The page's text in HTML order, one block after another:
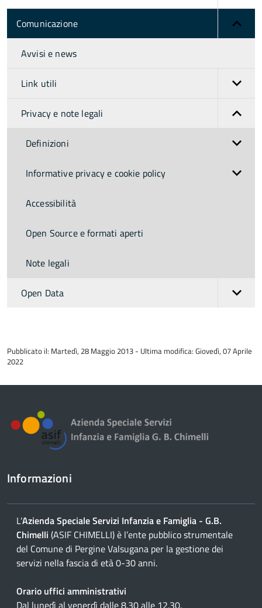
Comunicazione
Avvisi e news
Link utili
Privacy e note legali
Definizioni
Informative privacy e cookie policy
Accessibilità
Open Source e formati aperti
Note legali
Open Data
del
contenuto
Pubblicato il: Martedì, 28 Maggio 2013 - Ultima modifica: Giovedì, 07 Aprile
2022
Informazioni
L'Azienda Speciale Servizi Infanzia e Famiglia - G.B.
Chimelli (ASIF CHIMELLI) è l’ente pubblico strumentale
del Comune di Pergine Valsugana per la gestione dei
servizi nella fascia di età 0-30 anni.
Orario uffici amministrativi
Dal lunedì al venerdì dalle 8.30 alle 12.30.